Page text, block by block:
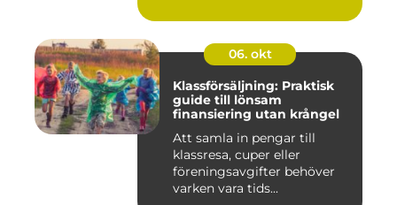
06. okt
Klassförsäljning: Praktisk
guide till lönsam
finansiering utan krångel
Att samla in pengar till
klassresa, cuper eller
föreningsavgifter behöver
varken vara tids...